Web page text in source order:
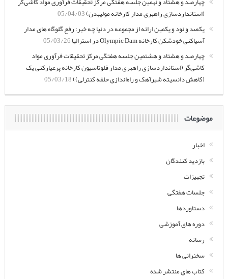
(استانداردسازی راهبری مدار کارخانه مولیبدن)05/04/03
یکصد و نود و یکمین ارائه از مجموعه در دنیا چه خبر: رفع گلوگاه های مدار
آسیاکنی خودشکن کارخانه Olympic Dam در استرالیا
05/03/26
چهارصد و هشتاد و هشتمین جلسه هفتگی مرکز تحقیقات فرآوری مواد
کاشی‌گر (استانداردسازی راهبری مدار فلوتاسیون کارخانه پرعیارکنی یک
(کاهش دانسیته شیرآهک و راه‌اندازی حلقه کنترلی))05/03/18
موضوعات
اخبار
بازدید کنندگان
تجهیزات
جلسات هفتگی
دستاوردها
دوره های آموزشی
رسانه
سخنرانی ها
کتاب های منتشر شده